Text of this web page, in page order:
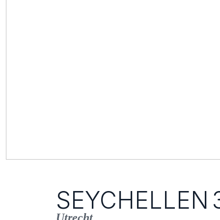
SEYCHELLEN